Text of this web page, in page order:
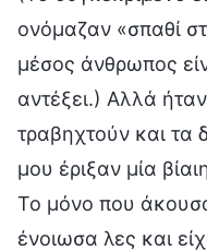
ονόμαζαν «σπαθί
μέσος άνθρωπος
αντέξει.) Αλλά
τραβηχτούν και τα
μου έριξαν μία
Το μόνο που
ένοιωσα λες και